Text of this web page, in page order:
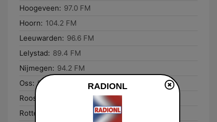
Hoogeveen: 97.0 FM
Hoorn: 104.2 FM
Leeuwarden: 96.6 FM
Lelystad: 89.4 FM
Nijmegen: 94.2 FM
Oss: 94.1 FM
Roosendaal:
Rotterdam:
RADIONL